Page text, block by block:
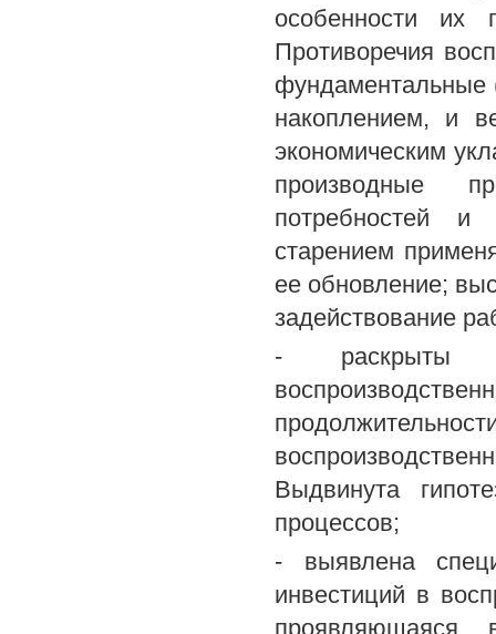
особенности их
Противоречия
фундаментальные
накоплением, и
экономическим
производные
потребностей и
старением
ее обновление;
задействование
- раскрыты
Выдвинута
процессов;
- выявлена
инвестиций в
проявляющаяся